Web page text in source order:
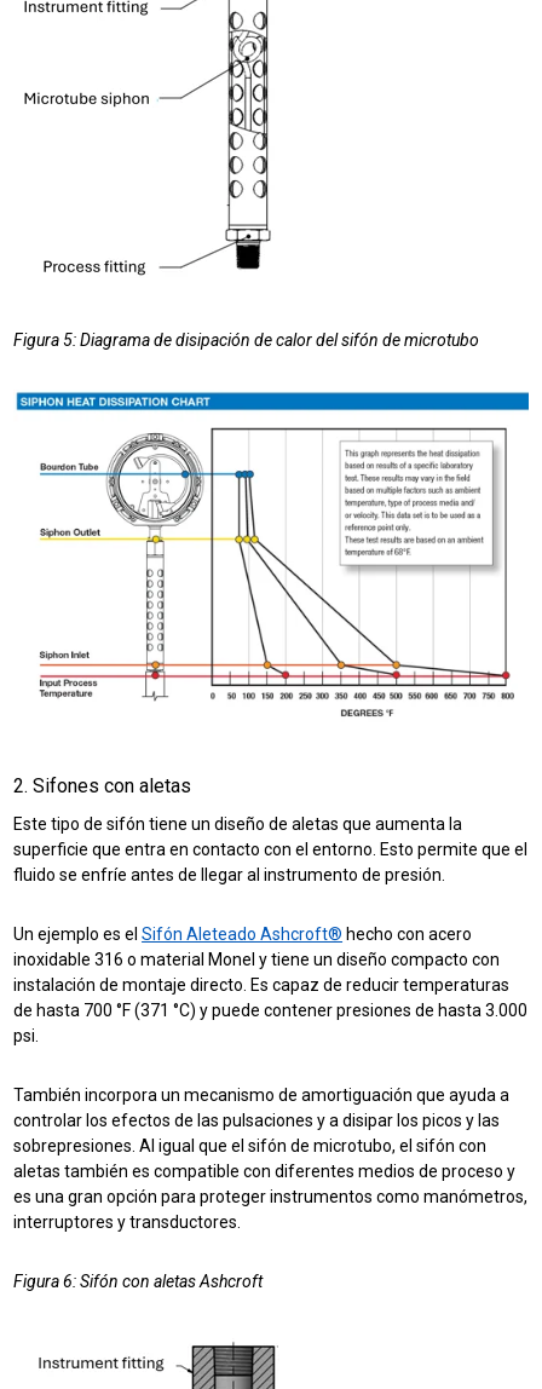
Figura 5: Diagrama de disipación de calor del sifón de microtubo
2. Sifones con aletas
Este tipo de sifón tiene un diseño de aletas que aumenta la
superficie que entra en contacto con el entorno. Esto permite que el
fluido se enfríe antes de llegar al instrumento de presión.
Un ejemplo es elSifón Aleteado Ashcroft® hecho con acero
inoxidable 316 o material Monel y tiene un diseño compacto con
instalación de montaje directo. Es capaz de reducir temperaturas
de hasta 700 °F (371 °C) y puede contener presiones de hasta 3.000
psi.
También incorpora un mecanismo de amortiguación que ayuda a
controlar los efectos de las pulsaciones y a disipar los picos y las
sobrepresiones. Al igual que el sifón de microtubo, el sifón con
aletas también es compatible con diferentes medios de proceso y
es una gran opción para proteger instrumentos como manómetros,
interruptores y transductores.
Figura 6: Sifón con aletas Ashcroft